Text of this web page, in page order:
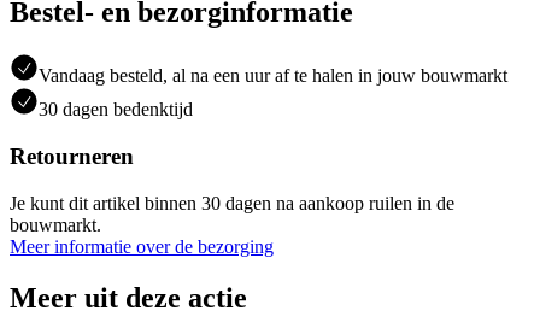
Bestel- en bezorginformatie
Vandaag besteld, al na een uur af te halen in jouw bouwmarkt
30 dagen bedenktijd
Retourneren
Je kunt dit artikel binnen 30 dagen na aankoop ruilen in de
bouwmarkt.
Meer informatie over de bezorging
Meer uit deze actie